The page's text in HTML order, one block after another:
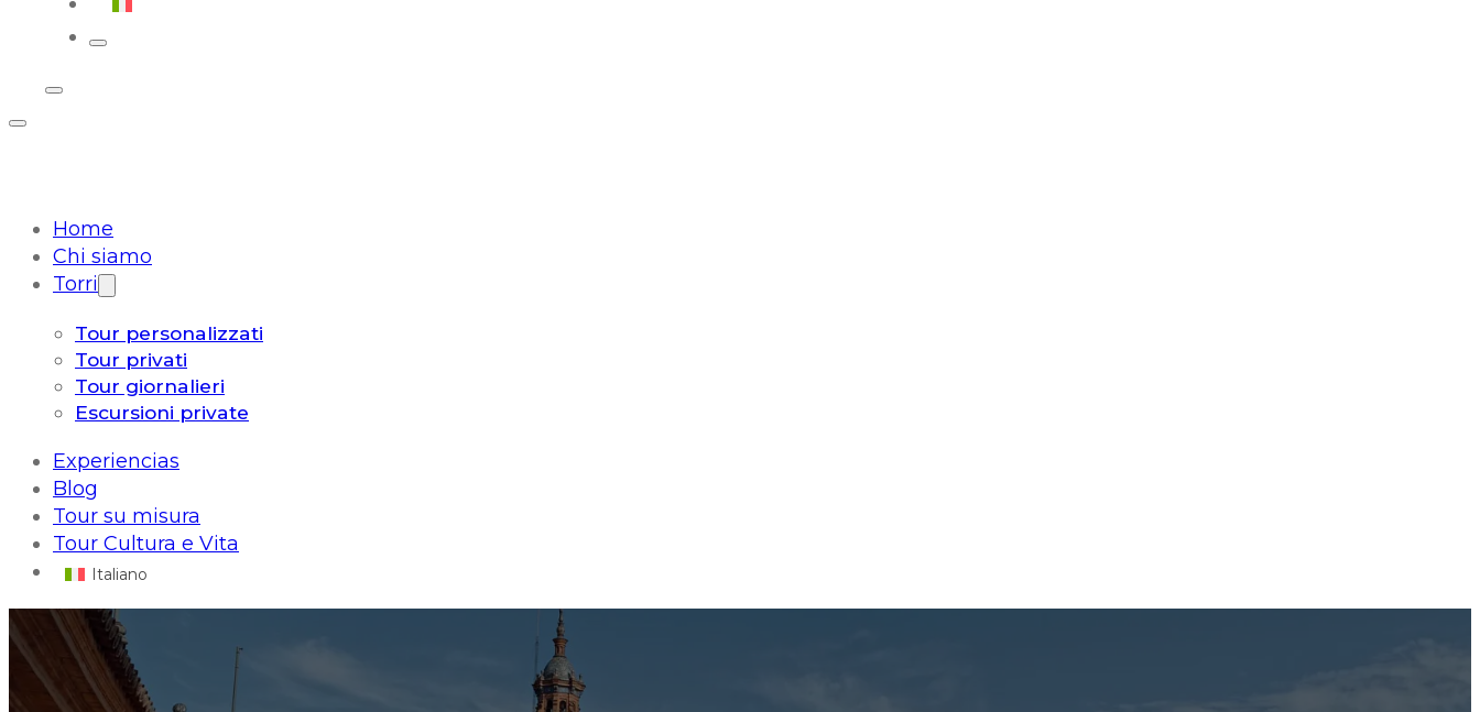
Home
Chi siamo
Torri
Tour personalizzati
Tour privati
Tour giornalieri
Escursioni private
Experiencias
Blog
Tour su misura
Tour Cultura e Vita
Italiano